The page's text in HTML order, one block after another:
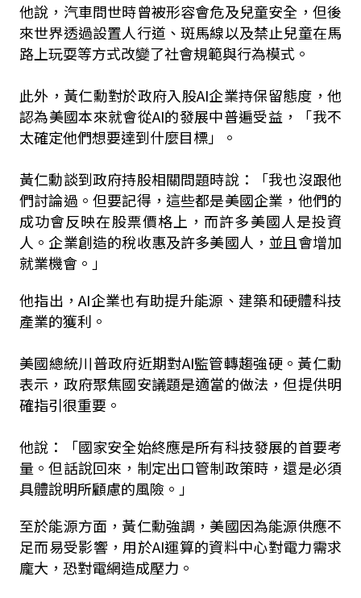
他說，汽車問世時曾被形容會危及兒童安全，但後
來世界透過設置人行道、斑馬線以及禁止兒童在馬
路上玩耍等方式改變了社會規範與行為模式。
此外，黃仁勳對於政府入股AI企業持保留態度，他
認為美國本來就會從AI的發展中普遍受益，「我不
太確定他們想要達到什麼目標」。
黃仁勳談到政府持股相關問題時說：「我也沒跟他
們討論過。但要記得，這些都是美國企業，他們的
成功會反映在股票價格上，而許多美國人是投資
人。企業創造的稅收惠及許多美國人，並且會增加
就業機會。」
他指出，AI企業也有助提升能源、建築和硬體科技
產業的獲利。
美國總統川普政府近期對AI監管轉趨強硬。黃仁勳
表示，政府聚焦國安議題是適當的做法，但提供明
確指引很重要。
他說：「國家安全始終應是所有科技發展的首要考
量。但話說回來，制定出口管制政策時，還是必須
具體說明所顧慮的風險。」
至於能源方面，黃仁勳強調，美國因為能源供應不
足而易受影響，用於AI運算的資料中心對電力需求
龐大，恐對電網造成壓力。